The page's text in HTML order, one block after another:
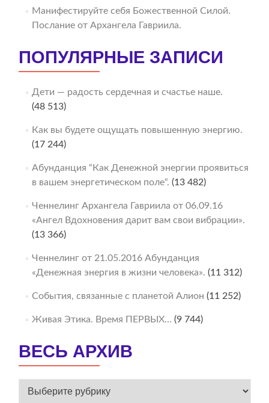
Манифестируйте себя Божественной Силой.
Послание от Архангела Гавриила.
ПОПУЛЯРНЫЕ ЗАПИСИ
Дети — радость сердечная и счастье наше.
(48 513)
Как вы будете ощущать повышенную энергию.
(17 244)
Абунданция “Как Денежной энергии проявиться
в вашем энергетическом поле“. (13 482)
Ченнелинг Архангела Гавриила от 06.09.16
«Ангел Вдохновения дарит вам свои вибрации».
(13 366)
Ченнелинг от 21.05.2016 Абунданция
«Денежная энергия в жизни человека». (11 312)
События, связанные с планетой Алион (11 252)
Живая Этика. Время ПЕРВЫХ… (9 744)
ВЕСЬ АРХИВ
ВЕСЬ